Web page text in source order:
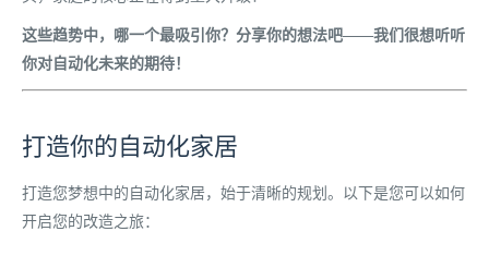
这些趋势中，哪一个最吸引你？分享你的想法吧——我们很想听听
你对自动化未来的期待！
打造你的自动化家居
打造您梦想中的自动化家居，始于清晰的规划。以下是您可以如何
开启您的改造之旅：